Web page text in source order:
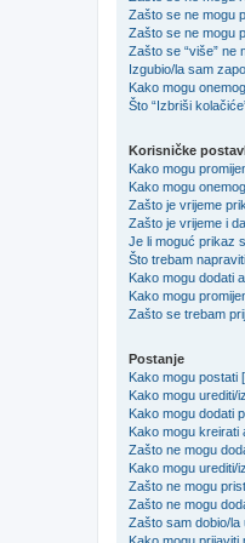
Zašto se ne mogu
Zašto se ne mogu
Zašto se “više” ne
Izgubio/la sam
Kako mogu
Što “Izbriši
Korisničke
Kako mogu
Kako mogu
Zašto je vrijeme
Zašto je vrijeme i
Je li moguć prikaz
Što trebam
Kako mogu dodati
Kako mogu
Zašto se trebam
Postanje
Kako mogu postati
Kako mogu urediti/
Kako mogu dodati
Kako mogu kreirati
Zašto ne mogu
Kako mogu urediti/
Zašto ne mogu
Zašto ne mogu
Zašto sam dobio/la